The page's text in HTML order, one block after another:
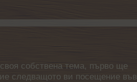
собствена тема, първо ще
следващото ви посещение във